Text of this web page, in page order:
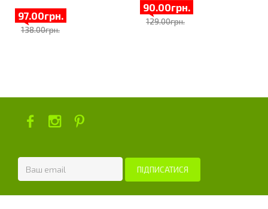
97.00грн.
138.00грн.
90.00грн.
129.00грн.